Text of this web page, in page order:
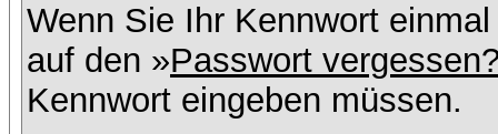
Wenn Sie Ihr Kennwort
auf den »Passwort
Kennwort eingeben müssen.